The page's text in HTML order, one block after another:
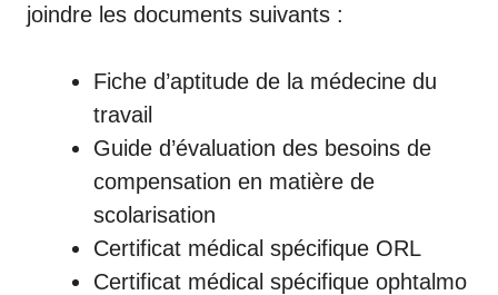
joindre les documents suivants :
Fiche d’aptitude de la médecine du
travail
Guide d’évaluation des besoins de
compensation en matière de
scolarisation
Certificat médical spécifique ORL
Certificat médical spécifique ophtalmo